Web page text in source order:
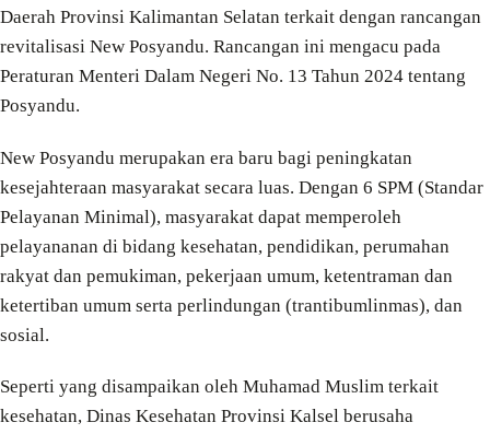
Daerah Provinsi Kalimantan Selatan terkait dengan rancangan
revitalisasi New Posyandu. Rancangan ini mengacu pada
Peraturan Menteri Dalam Negeri No. 13 Tahun 2024 tentang
Posyandu.
New Posyandu merupakan era baru bagi peningkatan
kesejahteraan masyarakat secara luas. Dengan 6 SPM (Standar
Pelayanan Minimal), masyarakat dapat memperoleh
pelayananan di bidang kesehatan, pendidikan, perumahan
rakyat dan pemukiman, pekerjaan umum, ketentraman dan
ketertiban umum serta perlindungan (trantibumlinmas), dan
sosial.
Seperti yang disampaikan oleh Muhamad Muslim terkait
kesehatan, Dinas Kesehatan Provinsi Kalsel berusaha